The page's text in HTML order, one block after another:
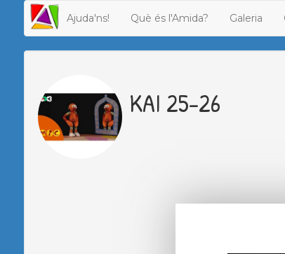
Ajuda'ns! Què és l'Amida? Galeria
KAI 25-26